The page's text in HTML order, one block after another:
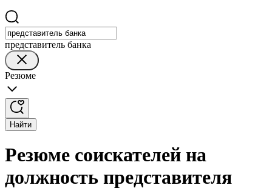
представитель банка
Резюме
Найти
Резюме соискателей на
должность представителя